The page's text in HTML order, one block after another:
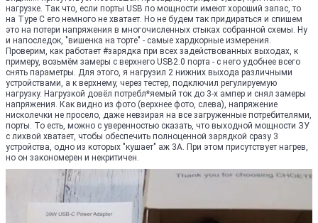
нагрузке. Так что, если порты USB по мощности имеют хороший запас, то
на Type C его немного не хватает. Но не будем так придираться и спишем
это на потери напряжения в многочисленных стыках собранной схемы. Ну
и напоследок, "вишенка на торте" - самые хардкорные измерения.
Проверим, как работает #зарядка при всех задействованных выходах, к
примеру, возьмём замеры с верхнего USB2.0 порта - с него удобнее всего
снять параметры. Для этого, я нагрузил 2 нижних выхода различными
устройствами, а к верхнему, через тестер, подключил регулируемую
нагрузку. Нагрузкой довёл потребл*яемый ток до 3-х ампер и снял замеры
напряжения. Как видно из фото (верхнее фото, слева), напряжение
нисколечки не просело, даже невзирая на все загруженные потребителями,
порты. То есть, можно с уверенностью сказать, что выходной мощности ЗУ
с лихвой хватает, чтобы обеспечить полноценной зарядкой сразу 3
устройства, одно из которых "кушает" аж 3А. При этом присутствует нагрев,
но он закономерен и некритичен.